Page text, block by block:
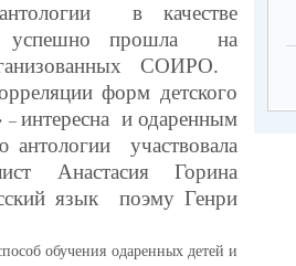
в качестве
успешно прошла на
СОИРО.
форм детского
–интересна и одаренным
участвовала
Анастасия Горина
язык поэму Генри
обучения одаренных детей и